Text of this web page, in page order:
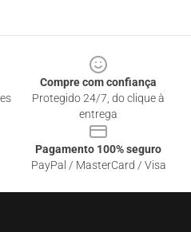
Compre com confiança
Protegido 24/7, do clique à
entrega
Pagamento 100% seguro
PayPal / MasterCard / Visa